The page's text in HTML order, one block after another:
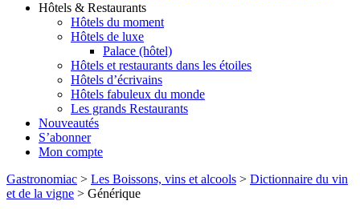
Hôtels & Restaurants
Hôtels du moment
Hôtels de luxe
Palace (hôtel)
Hôtels et restaurants dans les étoiles
Hôtels d’écrivains
Hôtels fabuleux du monde
Les grands Restaurants
Nouveautés
S’abonner
Mon compte
Gastronomiac > Les Boissons, vins et alcools > Dictionnaire du vin
et de la vigne > Générique